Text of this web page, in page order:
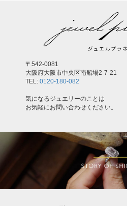
〒542-0081
大阪府大阪市中央区南船場2-7-21
TEL: 0120-180-082
気になるジュエリーのことは
お気軽にお問い合わせください。